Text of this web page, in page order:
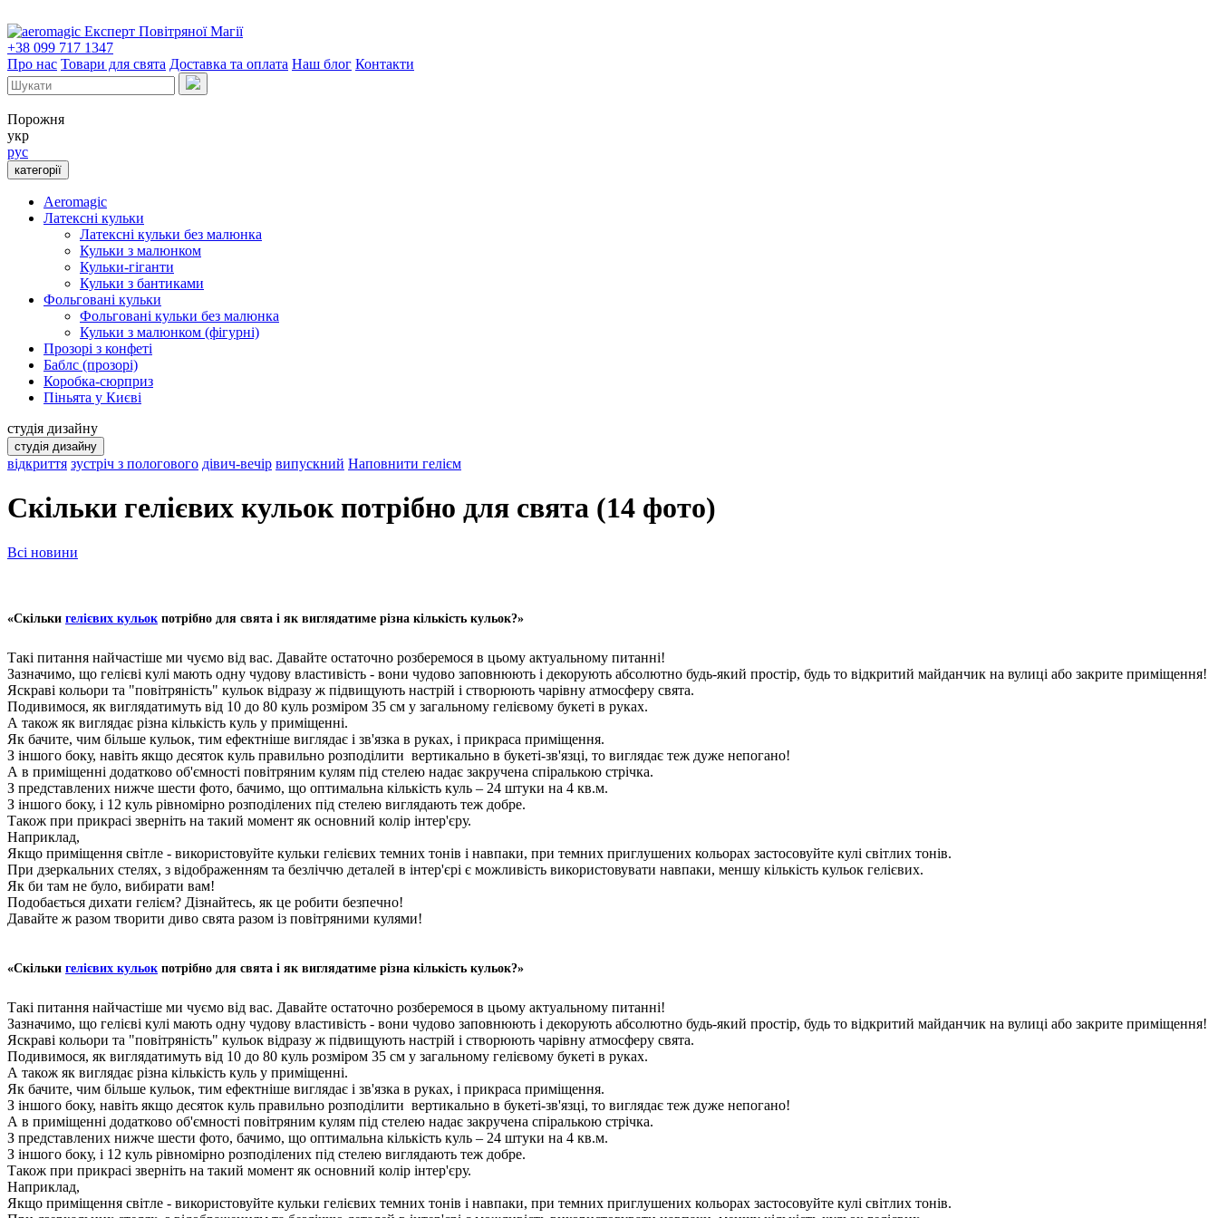
Експерт Повітряної Магії
+38 099 717 1347
Про нас Товари для свята Доставка та оплата Наш блог Контакти
Порожня
укр
рус
категорії
Aeromagic
Латексні кульки
Латексні кульки без малюнка
Кульки з малюнком
Кульки-гіганти
Кульки з бантиками
Фольговані кульки
Фольговані кульки без малюнка
Кульки з малюнком (фігурні)
Прозорі з конфеті
Баблс (прозорі)
Коробка-сюрприз
Піньята у Києві
студія дизайну
студія дизайну
відкриття зустріч з пологового дівич-вечір випускний Наповнити гелієм
Скільки гелієвих кульок потрібно для свята (14 фото)
Всі новини
«Скільки гелієвих кульок потрібно для свята і як виглядатиме різна кількість кульок?»
Такі питання найчастіше ми чуємо від вас. Давайте остаточно розберемося в цьому актуальному питанні!
Зазначимо, що гелієві кулі мають одну чудову властивість - вони чудово заповнюють і декорують абсолютно будь-який простір, будь то відкритий майданчик на вулиці або закрите приміщення!
Яскраві кольори та "повітряність" кульок відразу ж підвищують настрій і створюють чарівну атмосферу свята.
Подивимося, як виглядатимуть від 10 до 80 куль розміром 35 см у загальному гелієвому букеті в руках.
А також як виглядає різна кількість куль у приміщенні.
Як бачите, чим більше кульок, тим ефектніше виглядає і зв'язка в руках, і прикраса приміщення.
З іншого боку, навіть якщо десяток куль правильно розподілити вертикально в букеті-зв'язці, то виглядає теж дуже непогано!
А в приміщенні додатково об'ємності повітряним кулям під стелею надає закручена спіралькою стрічка.
З представлених нижче шести фото, бачимо, що оптимальна кількість куль – 24 штуки на 4 кв.м.
З іншого боку, і 12 куль рівномірно розподілених під стелею виглядають теж добре.
Також при прикрасі зверніть на такий момент як основний колір інтер'єру.
Наприклад,
Якщо приміщення світле - використовуйте кульки гелієвих темних тонів і навпаки, при темних приглушених кольорах застосовуйте кулі світлих тонів.
При дзеркальних стелях, з відображенням та безліччю деталей в інтер'єрі є можливість використовувати навпаки, меншу кількість кульок гелієвих.
Як би там не було, вибирати вам!
Подобається дихати гелієм? Дізнайтесь, як це робити безпечно!
Давайте ж разом творити диво свята разом із повітряними кулями!
«Скільки гелієвих кульок потрібно для свята і як виглядатиме різна кількість кульок?»
Такі питання найчастіше ми чуємо від вас. Давайте остаточно розберемося в цьому актуальному питанні!
Зазначимо, що гелієві кулі мають одну чудову властивість - вони чудово заповнюють і декорують абсолютно будь-який простір, будь то відкритий майданчик на вулиці або закрите приміщення!
Яскраві кольори та "повітряність" кульок відразу ж підвищують настрій і створюють чарівну атмосферу свята.
Подивимося, як виглядатимуть від 10 до 80 куль розміром 35 см у загальному гелієвому букеті в руках.
А також як виглядає різна кількість куль у приміщенні.
Як бачите, чим більше кульок, тим ефектніше виглядає і зв'язка в руках, і прикраса приміщення.
З іншого боку, навіть якщо десяток куль правильно розподілити вертикально в букеті-зв'язці, то виглядає теж дуже непогано!
А в приміщенні додатково об'ємності повітряним кулям під стелею надає закручена спіралькою стрічка.
З представлених нижче шести фото, бачимо, що оптимальна кількість куль – 24 штуки на 4 кв.м.
З іншого боку, і 12 куль рівномірно розподілених під стелею виглядають теж добре.
Також при прикрасі зверніть на такий момент як основний колір інтер'єру.
Наприклад,
Якщо приміщення світле - використовуйте кульки гелієвих темних тонів і навпаки, при темних приглушених кольорах застосовуйте кулі світлих тонів.